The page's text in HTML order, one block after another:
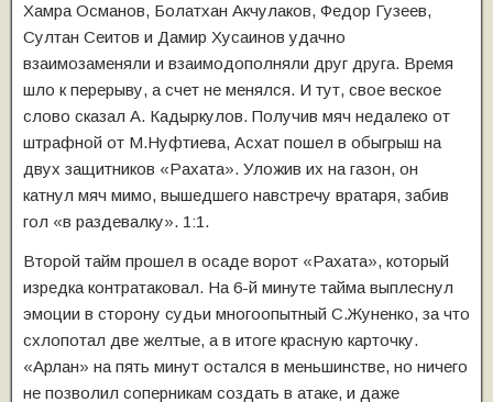
Хамра Османов, Болатхан Акчулаков, Федор Гузеев,
Султан Сеитов и Дамир Хусаинов удачно
взаимозаменяли и взаимодополняли друг друга. Время
шло к перерыву, а счет не менялся. И тут, свое веское
слово сказал А. Кадыркулов. Получив мяч недалеко от
штрафной от М.Нуфтиева, Асхат пошел в обыгрыш на
двух защитников «Рахата». Уложив их на газон, он
катнул мяч мимо, вышедшего навстречу вратаря, забив
гол «в раздевалку». 1:1.
Второй тайм прошел в осаде ворот «Рахата», который
изредка контратаковал. На 6-й минуте тайма выплеснул
эмоции в сторону судьи многоопытный С.Жуненко, за что
схлопотал две желтые, а в итоге красную карточку.
«Арлан» на пять минут остался в меньшинстве, но ничего
не позволил соперникам создать в атаке, и даже